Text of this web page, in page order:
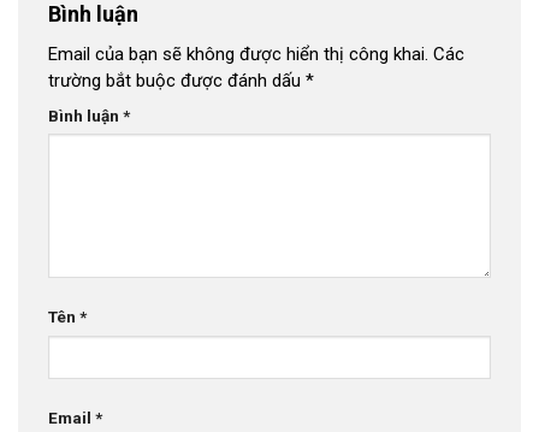
Bình luận
Email của bạn sẽ không được hiển thị công khai. Các
trường bắt buộc được đánh dấu *
Bình luận *
Tên *
Email *